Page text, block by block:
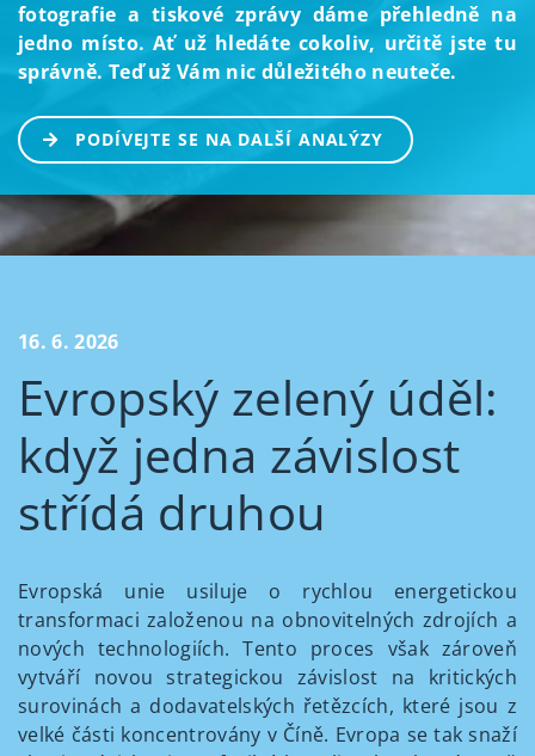
fotografie a tiskové zprávy dáme přehledně na
jedno místo. Ať už hledáte cokoliv, určitě jste tu
správně. Teď už Vám nic důležitého neuteče.
PODÍVEJTE SE NA DALŠÍ ANALÝZY
16. 6. 2026
Evropský zelený úděl:
když jedna závislost
střídá druhou
Evropská unie usiluje o rychlou energetickou
transformaci založenou na obnovitelných zdrojích a
nových technologiích. Tento proces však zároveň
vytváří novou strategickou závislost na kritických
surovinách a dodavatelských řetězcích, které jsou z
velké části koncentrovány v Číně. Evropa se tak snaží